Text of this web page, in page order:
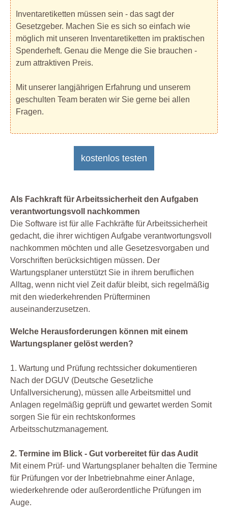
Inventaretiketten müssen sein - das sagt der
Gesetzgeber. Machen Sie es sich so einfach wie
möglich mit unseren Inventaretiketten im praktischen
Spenderheft. Genau die Menge die Sie brauchen -
zum attraktiven Preis.
Mit unserer langjährigen Erfahrung und unserem
geschulten Team beraten wir Sie gerne bei allen
Fragen.
kostenlos testen
Als Fachkraft für Arbeitssicherheit den Aufgaben
verantwortungsvoll nachkommen
Die Software ist für alle Fachkräfte für Arbeitssicherheit
gedacht, die ihrer wichtigen Aufgabe verantwortungsvoll
nachkommen möchten und alle Gesetzesvorgaben und
Vorschriften berücksichtigen müssen. Der
Wartungsplaner unterstützt Sie in ihrem beruflichen
Alltag, wenn nicht viel Zeit dafür bleibt, sich regelmäßig
mit den wiederkehrenden Prüfterminen
auseinanderzusetzen.
Welche Herausforderungen können mit einem
Wartungsplaner gelöst werden?
1. Wartung und Prüfung rechtssicher dokumentieren
Nach der DGUV (Deutsche Gesetzliche
Unfallversicherung), müssen alle Arbeitsmittel und
Anlagen regelmäßig geprüft und gewartet werden Somit
sorgen Sie für ein rechtskonformes
Arbeitsschutzmanagement.
2. Termine im Blick - Gut vorbereitet für das Audit
Mit einem Prüf- und Wartungsplaner behalten die Termine
für Prüfungen vor der Inbetriebnahme einer Anlage,
wiederkehrende oder außerordentliche Prüfungen im
Auge.